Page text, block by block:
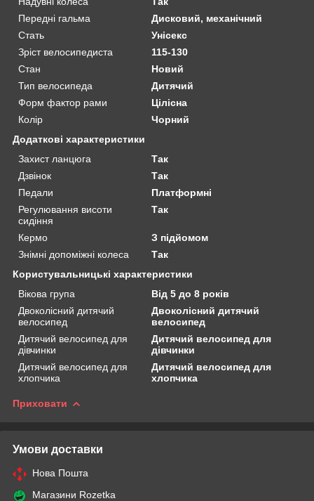
Передні гальма
Дисковий, механічний
Стать
Унісекс
Зріст велосипедиста
115-130
Стан
Новий
Тип велосипеда
Дитячий
Форм фактор рами
Цілісна
Колір
Чорний
Додаткові характеристики
Захист ланцюга
Так
Дзвінок
Так
Педали
Платформні
Регулювання висоти
сидіння
Так
Кермо
З підйомом
Знімні допоміжні колеса
Так
Користувальницькі характеристики
Вікова група
Від 5 до 8 років
Двоколісний дитячий
велосипед
Двоколісний дитячий
велосипед
Дитячий велосипед для
дівчинки
Дитячий велосипед для
дівчинки
Дитячий велосипед для
хлопчика
Дитячий велосипед для
хлопчика
Приховати
Умови доставки
Нова Пошта
Магазини Rozetka